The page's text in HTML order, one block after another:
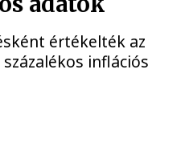
értékelték az
inflációs